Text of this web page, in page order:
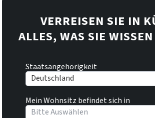
VERREISEN SIE IN
ALLES, WAS SIE
Staatsangehörigkeit
Deutschland
Mein Wohnsitz befindet sich in
Bitte Auswählen